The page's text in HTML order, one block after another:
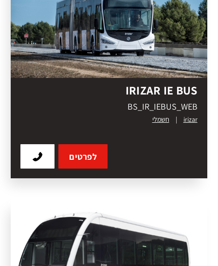
IRIZAR IE BUS
BS_IR_IEBUS_WEB
irizar
| חשמלי
לפרטים